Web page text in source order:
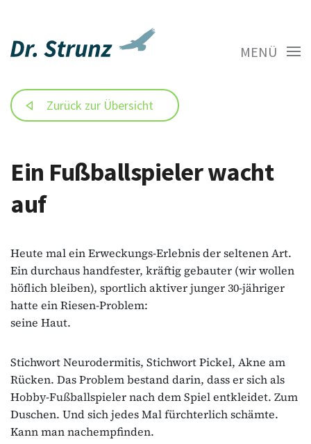
MENÜ
Zurück zur Übersicht
Ein Fußballspieler wacht
auf
Heute mal ein Erweckungs-Erlebnis der seltenen Art.
Ein durchaus handfester, kräftig gebauter (wir wollen
höflich bleiben), sportlich aktiver junger 30-jähriger
hatte ein Riesen-Problem:
seine Haut.
Stichwort Neurodermitis, Stichwort Pickel, Akne am
Rücken. Das Problem bestand darin, dass er sich als
Hobby-Fußballspieler nach dem Spiel entkleidet. Zum
Duschen. Und sich jedes Mal fürchterlich schämte.
Kann man nachempfinden.